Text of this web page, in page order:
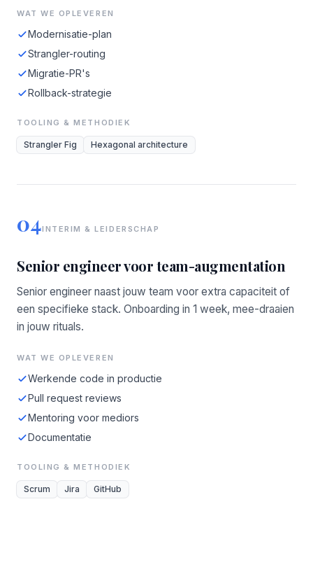
WAT WE OPLEVEREN
Modernisatie-plan
Strangler-routing
Migratie-PR's
Rollback-strategie
TOOLING & METHODIEK
Strangler Fig Hexagonal architecture
04INTERIM & LEIDERSCHAP
Senior engineer voor team-augmentation
Senior engineer naast jouw team voor extra capaciteit of
een specifieke stack. Onboarding in 1 week, mee-draaien
in jouw rituals.
WAT WE OPLEVEREN
Werkende code in productie
Pull request reviews
Mentoring voor mediors
Documentatie
TOOLING & METHODIEK
Scrum Jira GitHub